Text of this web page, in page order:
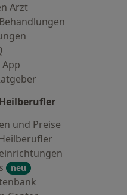
Arzt
App
und Preise
neu